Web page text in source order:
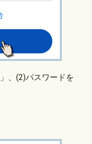
、(2)パスワードを